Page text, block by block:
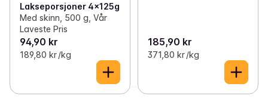
Lakseporsjoner 4x125g
Med skinn, 500 g, Vår
Laveste Pris
94,90 kr
189,80 kr /kg
185,90 kr
371,80 kr /kg